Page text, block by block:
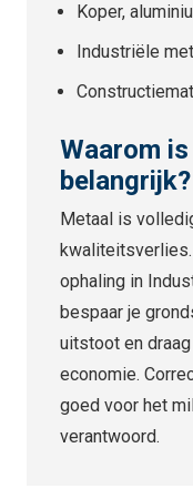
Koper,
Industriële
Waarom
belangrijk?
Metaal is
ophaling in
bespaar je
uitstoot en
economie.
goed voor het
verantwoord.